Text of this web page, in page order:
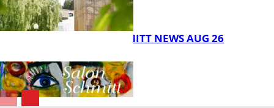
FB Kultur
FB Kultur
SALON SCHMITT NEWS AUG 26